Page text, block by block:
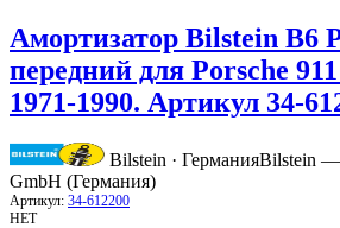
Амортизатор Bilstein B6
передний для Porsche
1971-1990. Артикул 34-
Bilstein · ГерманияBilstein —
GmbH (Германия)
Артикул: 34-612200
НЕТ